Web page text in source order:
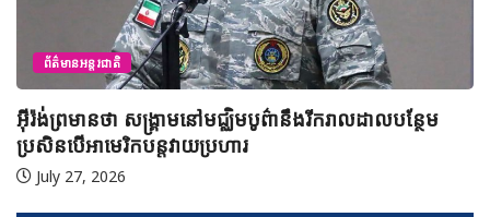
ែម
ព័ត៌មានអន្តរជាតិ
អ៊ីរ៉ង់ និងអាមេរិក អះអាងថាកិច្ចព្រមព្រៀងស្តីពីច្រកសមុ
Hormuz ជិតសម្រេចបានហើយ
August 6, 2026